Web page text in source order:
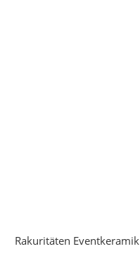
Rakuritäten Eventkeramik